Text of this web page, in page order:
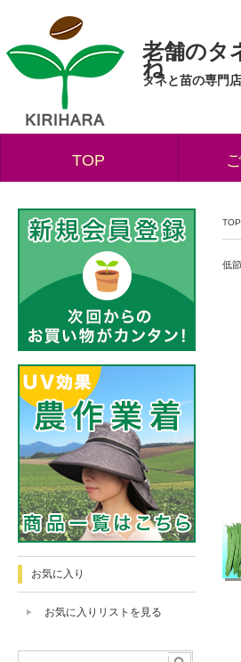
老舗の
ね
タネと苗の専門
TOP
TOP
低
お気に入り
お気に入りリストを見る